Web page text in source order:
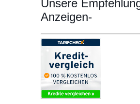
Unsere
Anzeigen-